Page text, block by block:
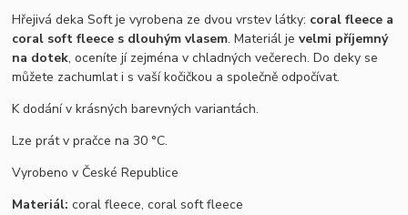
Hřejivá deka Soft je vyrobena ze dvou vrstev látky: coral fleece a
coral soft fleece s dlouhým vlasem. Materiál jevelmi příjemný
na dotek, oceníte jí zejména v chladných večerech. Do deky se
můžete zachumlat i s vaší kočičkou a společně odpočívat.
K dodání v krásných barevných variantách.
Lze prát v pračce na 30 °C.
Vyrobeno v České Republice
Materiál: coral fleece, coral soft fleece